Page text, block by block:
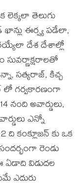
లెక్కలా తెలుగు
ఈర్ష్య పడేలా,
దేశ దేశాల్లో
సత్యరాజ్, కిచ్చ
లో గర్వకారణంగా
నంది అవార్డులు,
ఎన్నో
కంక్లూజన్ కు ఒక
రెండు
ఏడాది విడుదల
ఎదురు